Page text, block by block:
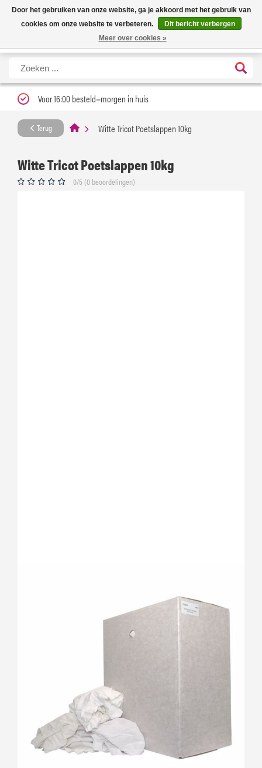
Nieuwe levertijd: 1 tot 3 werkdagen | Nu 25% korting op gehele assortiment
Carfume met kortingscode ''verfrissend''
X
Voor 16:00 besteld=morgen in huis
Terug Witte Tricot Poetslappen 10kg
Witte Tricot Poetslappen 10kg
0/5 (0 beoordelingen)
Door het gebruiken van onze website, ga je akkoord met het gebruik van
cookies om onze website te verbeteren.
Dit bericht verbergen
Meer over cookies »